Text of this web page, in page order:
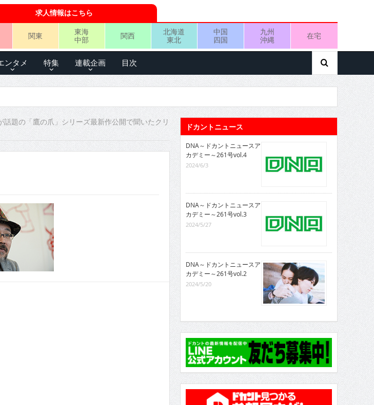
求人情報はこちら
関東
東海
中部
関西
北海道
東北
中国
四国
九州
沖縄
在宅
ンタメ 特集 連載企画 目次
題の「鷹の爪」シリーズ最新作公開で聞いたクリ
ドカントニュース
DNA～ドカントニュースア
カデミー～261号vol.4
2024/6/3
DNA～ドカントニュースア
カデミー～261号vol.3
2024/5/27
DNA～ドカントニュースア
カデミー～261号vol.2
2024/5/20